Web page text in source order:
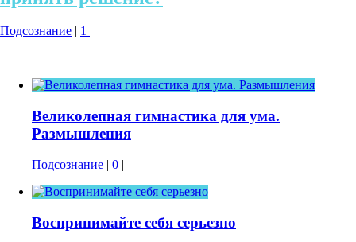
Подсознание 1
Великолепная гимнастика для ума.
Размышления
Подсознание | 0 |
Воспринимайте себя серьезно